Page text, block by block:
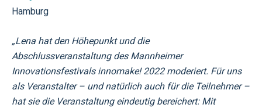
Hamburg
„Lena hat den Höhepunkt und die
Abschlussveranstaltung des Mannheimer
Innovationsfestivals innomake! 2022 moderiert. Für uns
als Veranstalter – und natürlich auch für die Teilnehmer –
hat sie die Veranstaltung eindeutig bereichert: Mit